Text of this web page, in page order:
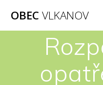
OBEC VLKANOV